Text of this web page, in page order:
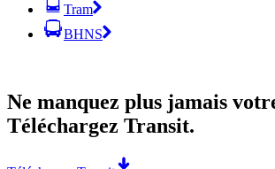
Tram
BHNS
Ne manquez plus jamais
Téléchargez Transit.